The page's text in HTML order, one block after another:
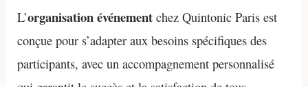
L’organisation événement chez Quintonic Paris est
conçue pour s’adapter aux besoins spécifiques des
participants, avec un accompagnement personnalisé